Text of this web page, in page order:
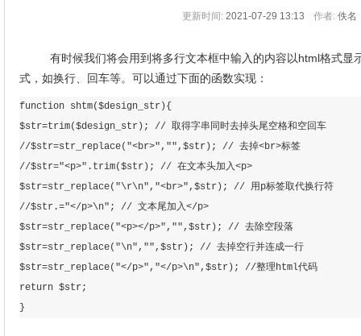
更新时间: 2021-07-29 13:13 作者: 佚名
有时候我们将会用到将多行文本框中输入的内容以html格式显
式，如换行、回车等。可以通过下面的函数实现：
function shtm($design_str){
$str=trim($design_str); // 取得字串同时去掉头尾空格和空回车
//$str=str_replace("<br>","",$str); // 去掉<br>标签
//$str="<p>".trim($str); // 在文本头加入<p>
$str=str_replace("\r\n","<br>",$str); // 用p标签取代换行符
//$str.="</p>\n"; // 文本尾加入</p>
$str=str_replace("<p></p>","",$str); // 去除空段落
$str=str_replace("\n","",$str); // 去掉空行并连成一行
$str=str_replace("</p>","</p>\n",$str); //整理html代码
return $str;
}